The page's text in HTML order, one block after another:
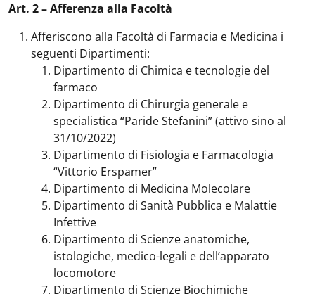
Art. 2 – Afferenza alla Facoltà
Afferiscono alla Facoltà di Farmacia e Medicina i
seguenti Dipartimenti:
Dipartimento di Chimica e tecnologie del
farmaco
Dipartimento di Chirurgia generale e
specialistica “Paride Stefanini” (attivo sino al
31/10/2022)
Dipartimento di Fisiologia e Farmacologia
“Vittorio Erspamer”
Dipartimento di Medicina Molecolare
Dipartimento di Sanità Pubblica e Malattie
Infettive
Dipartimento di Scienze anatomiche,
istologiche, medico-legali e dell’apparato
locomotore
Dipartimento di Scienze Biochimiche